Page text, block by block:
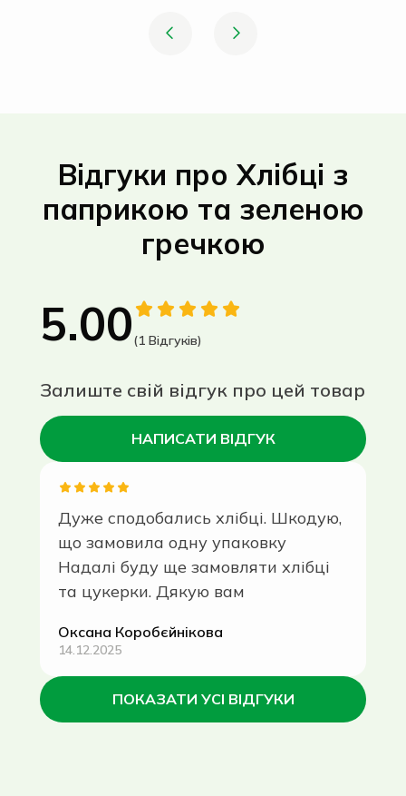
Відгуки про Хлібці з
паприкою та зеленою
гречкою
5.00(1 Відгуків)
Залиште свій відгук про цей товар
НАПИСАТИ ВІДГУК
Дуже сподобались хлібці. Шкодую,
що замовила одну упаковку
Надалі буду ще замовляти хлібці
та цукерки. Дякую вам
Оксана Коробєйнікова
14.12.2025
ПОКАЗАТИ УСІ ВІДГУКИ